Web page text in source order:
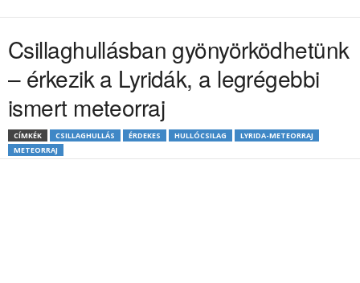
Csillaghullásban gyönyörködhetünk
– érkezik a Lyridák, a legrégebbi
ismert meteorraj
CÍMKÉK CSILLAGHULLÁS ÉRDEKES HULLÓCSILAG
LYRIDA-METEORRAJ
METEORRAJ